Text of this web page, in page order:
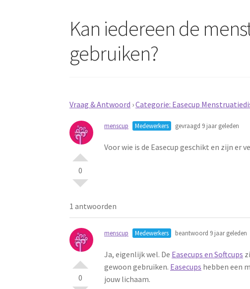
Kan iedereen de
gebruiken?
Vraag & Antwoord ›Categorie: Easecup
0
menscup Medewerkers gevraagd 9 jaar geleden
Voor wie is de Easecup geschikt en zijn er
1 antwoorden
0
menscup Medewerkers beantwoord 9 jaar geleden
Ja, eigenlijk wel. De Easecups en Softcups
gewoon gebruiken. Easecups hebben een
jouw lichaam.